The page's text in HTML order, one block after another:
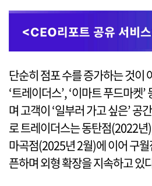
단순히 점포 수를 증가하는 것이
‘트레이더스’, ‘이마트 푸드마켓
며 고객이 ‘일부러 가고 싶은’ 공
로 트레이더스는 동탄점(2022
마곡점(2025년 2월)에 이어 구
픈하며 외형 확장을 지속하고 있